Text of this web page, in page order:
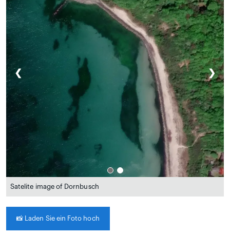
❮ ❯
Satelite image of Dornbusch
📸 Laden Sie ein Foto hoch